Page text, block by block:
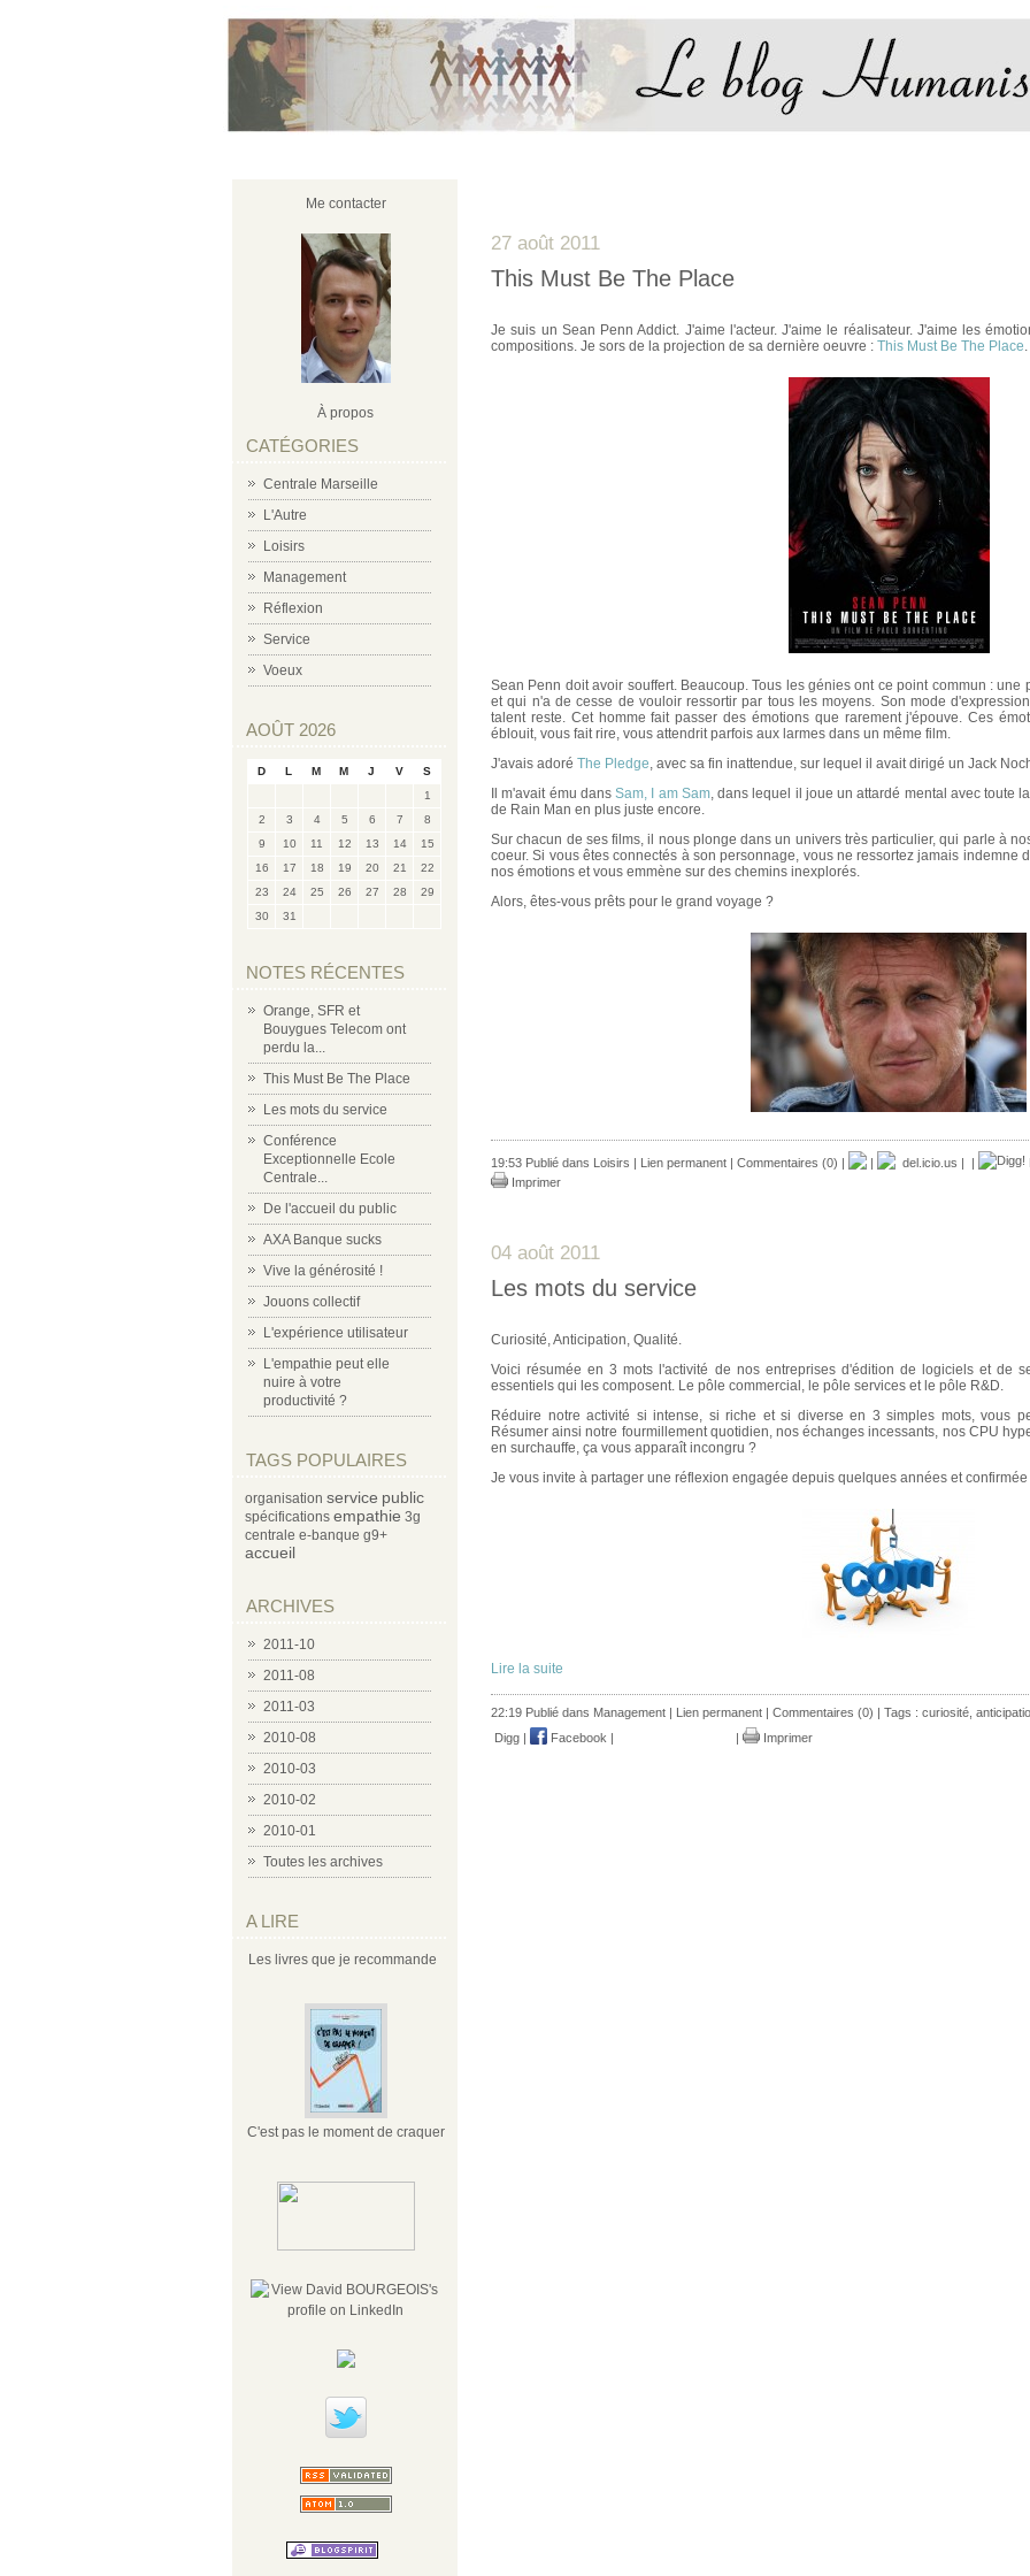
Me contacter
À propos
CATÉGORIES
Centrale Marseille
L'Autre
Loisirs
Management
Réflexion
Service
Voeux
AOÛT 2026
D L M M J V
S
1
2
3 4 5 6 7
8
9
10 11 12 13 14
15
16
17 18 19 20 21
22
23
24 25 26 27 28
29
30
31
NOTES RÉCENTES
Orange, SFR et
Bouygues Telecom ont
perdu la...
This Must Be The Place
Les mots du service
Conférence
Exceptionnelle Ecole
Centrale...
De l'accueil du public
AXA Banque sucks
Vive la générosité !
Jouons collectif
L'expérience utilisateur
L'empathie peut elle
nuire à votre
productivité ?
TAGS POPULAIRES
organisation service public
spécifications empathie 3g
centrale e-banque g9+
accueil
ARCHIVES
2011-10
2011-08
2011-03
2010-08
2010-03
2010-02
2010-01
Toutes les archives
A LIRE
Les livres que je recommande
C'est pas le moment de craquer
27 août 2011
This Must Be The Place
Je suis un Sean Penn Addict. J'aime l'acteur. J'aime le réalisateur. J'aime les
compositions. Je sors de la projection de sa dernière oeuvre : This Must Be The Place
Sean Penn doit avoir souffert. Beaucoup. Tous les génies ont ce point commun : une
et qui n'a de cesse de vouloir ressortir par tous les moyens. Son mode
talent reste. Cet homme fait passer des émotions que rarement j'épouve. Ces
éblouit, vous fait rire, vous attendrit parfois aux larmes dans un même film.
J'avais adoré The Pledge , avec sa fin inattendue, sur lequel il avait dirigé un Jack
Il m'avait ému dans Sam, I am Sam, dans lequel il joue un attardé mental avec toute
de Rain Man en plus juste encore.
Sur chacun de ses films, il nous plonge dans un univers très particulier, qui parle à
coeur. Si vous êtes connectés à son personnage, vous ne ressortez jamais indemne
nos émotions et vous emmène sur des chemins inexplorés.
Alors, êtes-vous prêts pour le grand voyage ?
19:53 Publié dans Loisirs | Lien permanent | Commentaires (0) | | del.icio.us | |
Imprimer
04 août 2011
Les mots du service
Curiosité, Anticipation, Qualité.
Voici résumée en 3 mots l'activité de nos entreprises d'édition de logiciels et de
essentiels qui les composent. Le pôle commercial, le pôle services et le pôle R&D.
Réduire notre activité si intense, si riche et si diverse en 3 simples mots, vous
Résumer ainsi notre fourmillement quotidien, nos échanges incessants, nos CPU
en surchauffe, ça vous apparaît incongru ?
Je vous invite à partager une réflexion engagée depuis quelques années et
Lire la suite
22:19 Publié dans Management Lien permanent Commentaires (0) | Tags : curiosité
Digg
Facebook Imprimer